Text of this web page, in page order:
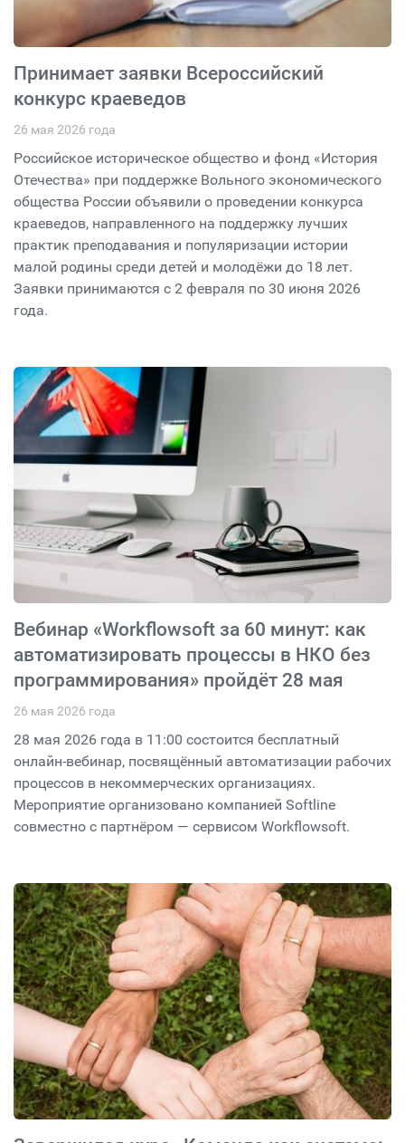
Принимает заявки Всероссийский
конкурс краеведов
26 мая 2026 года
Российское историческое общество и фонд «История
Отечества» при поддержке Вольного экономического
общества России объявили о проведении конкурса
краеведов, направленного на поддержку лучших
практик преподавания и популяризации истории
малой родины среди детей и молодёжи до 18 лет.
Заявки принимаются с 2 февраля по 30 июня 2026
года.
Вебинар «Workflowsoft за 60 минут: как
автоматизировать процессы в НКО без
программирования» пройдёт 28 мая
26 мая 2026 года
28 мая 2026 года в 11:00 состоится бесплатный
онлайн-вебинар, посвящённый автоматизации рабочих
процессов в некоммерческих организациях.
Мероприятие организовано компанией Softline
совместно с партнёром — сервисом Workflowsoft.